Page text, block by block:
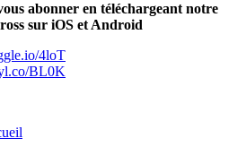
abonner en téléchargeant notre
sur iOS et Android
4loT
BL0K